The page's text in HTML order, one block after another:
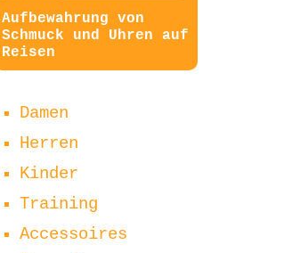
Aufbewahrung von
Schmuck und Uhren auf
Reisen
Damen
Herren
Kinder
Training
Accessoires